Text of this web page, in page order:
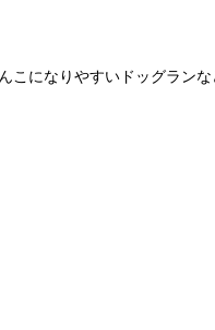
こになりやすいドッグラン